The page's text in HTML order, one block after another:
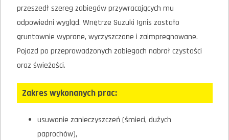
przeszedł szereg zabiegów przywracających mu
odpowiedni wygląd. Wnętrze Suzuki Ignis zostało
gruntownie wyprane, wyczyszczone i zaimpregnowane.
Pojazd po przeprowadzonych zabiegach nabrał czystości
oraz świeżości.
Zakres wykonanych prac:
usuwanie zanieczyszczeń (śmieci, dużych
paprochów),